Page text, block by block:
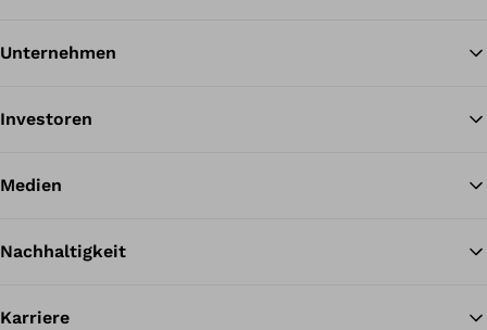
Unternehmen
Investoren
Medien
Nachhaltigkeit
Karriere